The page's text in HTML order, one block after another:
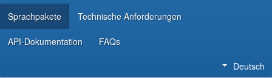
Sprachpakete Technische Anforderungen
API-Dokumentation FAQs
Deutsch